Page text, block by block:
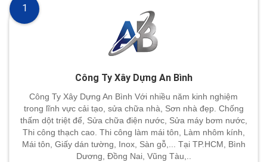
Công Ty Xây Dựng An Bình
Công Ty Xây Dựng An Bình Với nhiều năm kinh nghiệm
trong lĩnh vực cải tạo, sửa chữa nhà, Sơn nhà đẹp. Chống
thấm dột triệt để, Sửa chữa điện nước, Sửa máy bơm nước,
Thi công thạch cao. Thi công làm mái tôn, Làm nhôm kính,
Mái tôn, Giấy dán tường, Inox, Sàn gỗ,... Tại TP.HCM, Bình
Dương, Đồng Nai, Vũng Tàu,..
1